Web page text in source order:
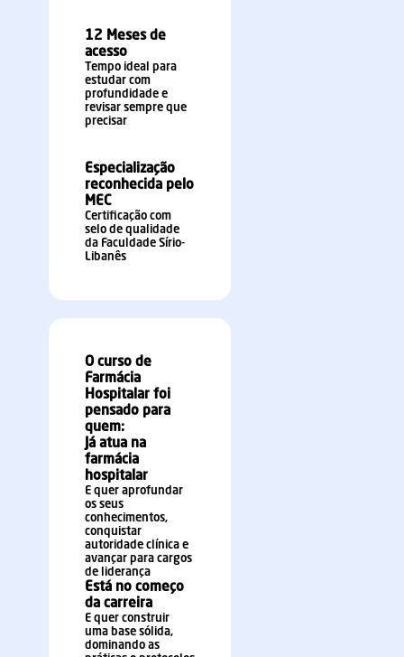
12 Meses de
acesso
Tempo ideal para
estudar com
profundidade e
revisar sempre que
precisar
Especialização
reconhecida pelo
MEC
Certificação com
selo de qualidade
da Faculdade Sírio-
Libanês
O curso de
Farmácia
Hospitalar foi
pensado para
quem:
Já atua na
farmácia
hospitalar
E quer aprofundar
os seus
conhecimentos,
conquistar
autoridade clínica e
avançar para cargos
de liderança
Está no começo
da carreira
E quer construir
uma base sólida,
dominando as